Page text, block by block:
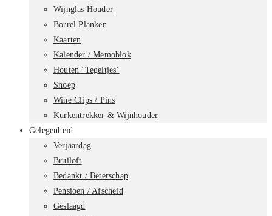
Wijnglas Houder
Borrel Planken
Kaarten
Kalender / Memoblok
Houten ‘Tegeltjes’
Snoep
Wine Clips / Pins
Kurkentrekker & Wijnhouder
Gelegenheid
Verjaardag
Bruiloft
Bedankt / Beterschap
Pensioen / Afscheid
Geslaagd